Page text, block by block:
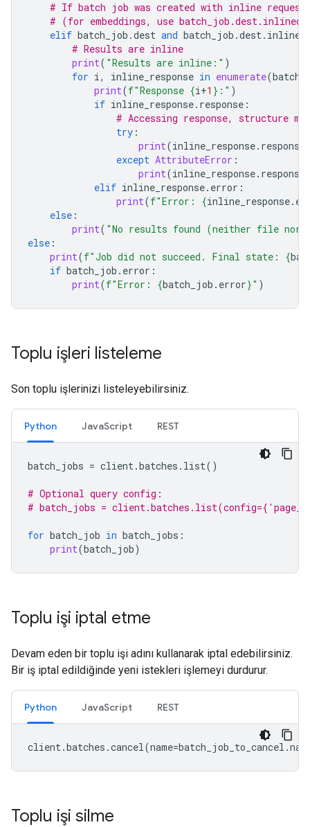
# If batch job was created with inline request
# (for embeddings, use
elif batch_job .dest and batch_job .dest.
# Results are inline
print( "Results are inline:" )
for i, inline_response in enumerate(
print(f"Response {i+1 } :" )
if inline_response. response :
# Accessing response, structure
try :
print(inline_response. response
except AttributeError :
print(inline_response. response
elif inline_response. error :
print(f"Error: {inline_response.
else :
print( "No results found (neither file
else :
print(f"Job did not succeed. Final state: {
if batch_job . error :
print(f"Error: {batch_job . error}" )
Toplu işleri listeleme
Son toplu işlerinizi listeleyebilirsiniz.
Python JavaScript REST
batch_jobs = client.batches . list()
# Optional query config:
# batch_jobs =
for batch_job in batch_jobs :
print(batch_job)
Toplu işi iptal etme
Devam eden bir toplu işi adını kullanarak iptal edebilirsiniz.
Bir iş iptal edildiğinde yeni istekleri işlemeyi durdurur.
Python JavaScript REST
client.batches .cancel(name=batch_job_to_cancel .
Toplu işi silme